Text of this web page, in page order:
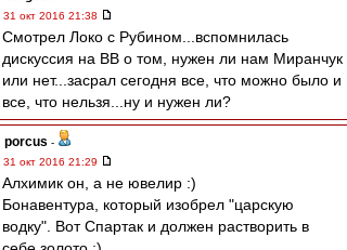
31 окт 2016 21:38
Смотрел Локо с Рубином...вспомнилась
дискуссия на ВВ о том, нужен ли нам Миранчук
или нет...засрал сегодня все, что можно было и
все, что нельзя...ну и нужен ли?
porcus -
31 окт 2016 21:29
Алхимик он, а не ювелир :)
Бонавентура, который изобрел "царскую
водку". Вот Спартак и должен растворить в